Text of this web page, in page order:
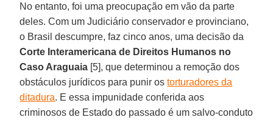
No entanto, foi uma preocupação em vão da parte
deles. Com um Judiciário conservador e provinciano,
o Brasil descumpre, faz cinco anos, uma decisão da
Corte Interamericana de Direitos Humanos no
Caso Araguaia [5], que determinou a remoção dos
obstáculos jurídicos para punir ostorturadores da
ditadura. E essa impunidade conferida aos
criminosos de Estado do passado é um salvo-conduto